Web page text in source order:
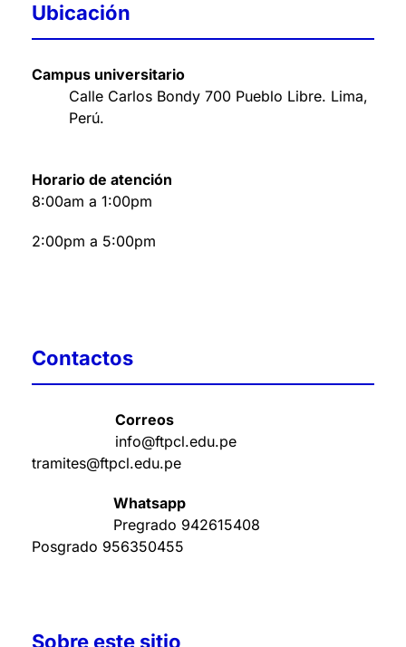
Ubicación
Campus universitario
Calle Carlos Bondy 700 Pueblo Libre. Lima,
Perú.
Horario de atención
8:00am a 1:00pm
2:00pm a 5:00pm
Contactos
Correos
info@ftpcl.edu.pe
tramites@ftpcl.edu.pe
Whatsapp
Pregrado 942615408
Posgrado 956350455
Sobre este sitio